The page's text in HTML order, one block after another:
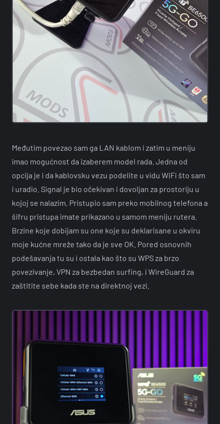
Međutim povezao sam ga LAN kablom i zatim u meniju
imao mogućnost da izaberem model rada. Jedna od
opcija je i da kablovsku vezu podelite u vidu WiFi što sam
i uradio. Signal je bio očekivan i dovoljan za prostoriju u
kojoj se nalazim. Pristupio sam preko mobilnog telefona a
šifru pristupa imate prikazano u samom meniju rutera.
Brzine koje dobijam su one koje su deklarisane u okviru
moje kućne mreže tako da je sve OK. Pored osnovnih
podešavanja tu su i ostala kao što su WPS za brzo
povezivanje, VPN za bezbedan surfing, i WireGuard za
zaštitite sebe kada ste na direktnoj vezi.